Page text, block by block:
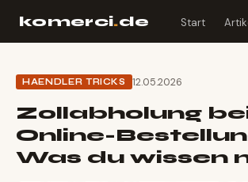
komerci.de Start
HAENDLER TRICKS 12.05.2026
Zollabholung
Online-
Was du wissen